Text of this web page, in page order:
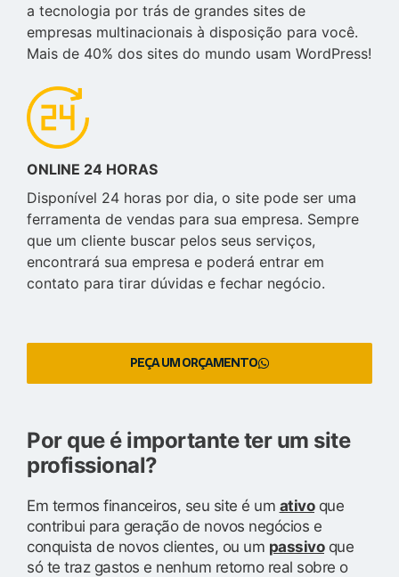
a tecnologia por trás de grandes sites de
empresas multinacionais à disposição para você.
Mais de 40% dos sites do mundo usam WordPress!
ONLINE 24 HORAS
Disponível 24 horas por dia, o site pode ser uma
ferramenta de vendas para sua empresa. Sempre
que um cliente buscar pelos seus serviços,
encontrará sua empresa e poderá entrar em
contato para tirar dúvidas e fechar negócio.
PEÇA UM ORÇAMENTO
Por que é importante ter um site
profissional?
Em termos financeiros, seu site é um ativoque
contribui para geração de novos negócios e
conquista de novos clientes, ou um passivoque
só te traz gastos e nenhum retorno real sobre o